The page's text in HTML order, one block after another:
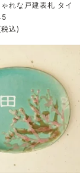
れな戸建表札 タイ
込)